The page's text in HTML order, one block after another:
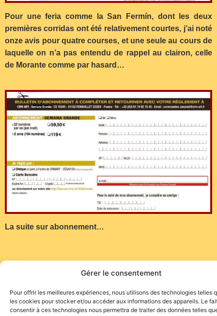
Gérer le consentement
Pour offrir les meilleures expériences, nous utilisons des technologies telles
les cookies pour stocker et/ou accéder aux informations des appareils. Le
consentir à ces technologies nous permettra de traiter des données telles
Pour une feria comme la San Fermín, dont les deux
premières corridas ont été relativement courtes, j’ai noté
onze avis pour quatre courses, et une seule au cours de
laquelle on n’a pas entendu de rappel au clairon, celle
de Morante comme par hasard…
La suite sur abonnement…